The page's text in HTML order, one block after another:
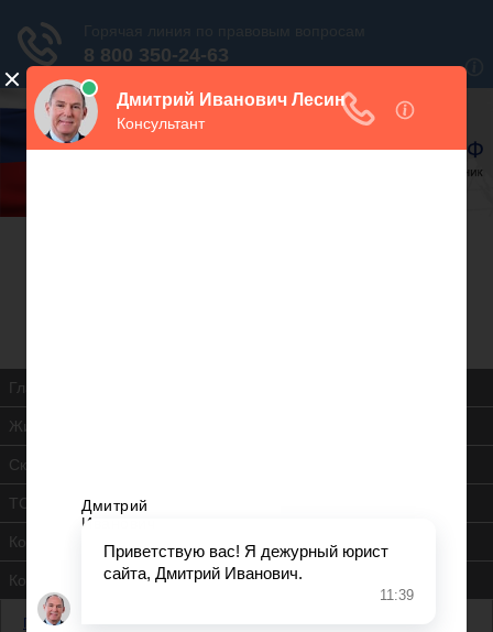
В закладки
Главная
Жилищная инспекция
Скачать ЖК РФ
ТСЖ
Контакты
Консультация юриста
Главная